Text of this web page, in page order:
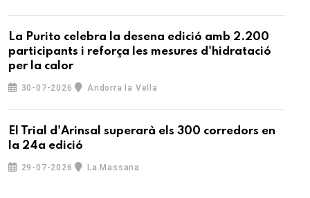
La Purito celebra la desena edició amb 2.200
participants i reforça les mesures d'hidratació
per la calor
30-07-2026 Andorra la Vella
El Trial d'Arinsal superarà els 300 corredors en
la 24a edició
29-07-2026 La Massana